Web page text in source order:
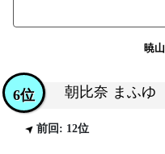
暁
朝比奈 まふゆ
6位
前回: 12位